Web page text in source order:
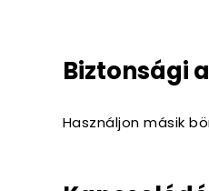
Biztonsági
Használjon másik